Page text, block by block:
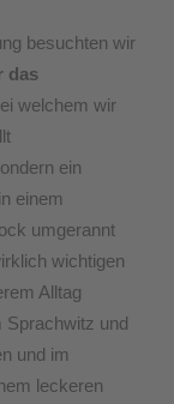
besuchten wir
das
welchem wir
ein
einem
umgerannt
wichtigen
Alltag
Sprachwitz und
und im
leckeren